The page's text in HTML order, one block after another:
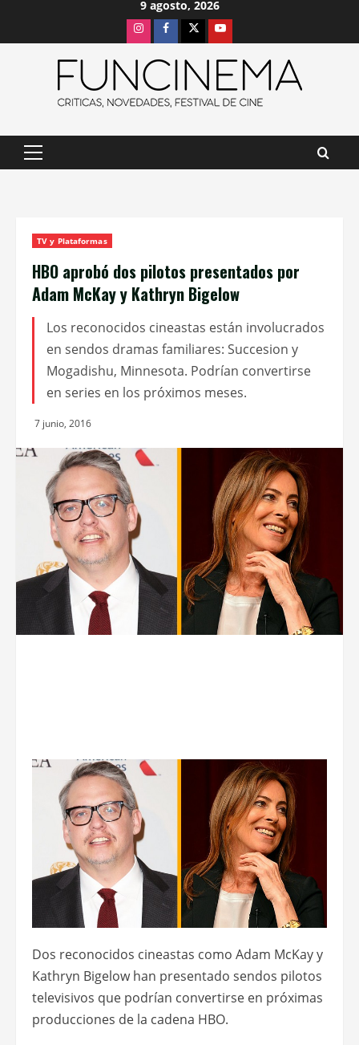
9 agosto, 2026
InstagramFacebook
X Youtube
Menú
TV y Plataformas
HBO aprobó dos pilotos presentados por
Adam McKay y Kathryn Bigelow
Los reconocidos cineastas están involucrados
en sendos dramas familiares: Succesion y
Mogadishu, Minnesota. Podrían convertirse
en series en los próximos meses.
7 junio, 2016
Dos reconocidos cineastas como Adam McKay y
Kathryn Bigelow han presentado sendos pilotos
televisivos que podrían convertirse en próximas
producciones de la cadena HBO.